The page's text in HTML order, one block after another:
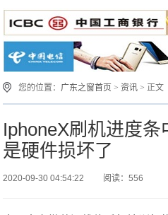
您的位置： 广东之窗首页 >资讯 > 正文
IphoneX刷机进度
是硬件损坏了
2020-09-30 04:54:22 阅读：556